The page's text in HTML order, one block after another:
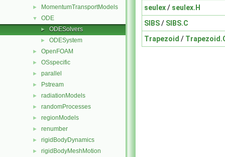
► MomentumTransportModels
▼ ODE
► ODESolvers
► ODESystem
► OpenFOAM
► OSspecific
► parallel
► Pstream
► radiationModels
► randomProcesses
► regionModels
► renumber
► rigidBodyDynamics
► rigidBodyMeshMotion
seulex/ seulex.H
SIBS/ SIBS.C
Trapezoid /